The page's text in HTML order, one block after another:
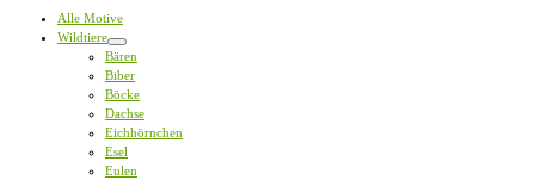
Alle Motive
Wildtiere
Bären
Biber
Böcke
Dachse
Eichhörnchen
Esel
Eulen